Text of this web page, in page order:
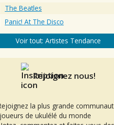
The Beatles
Panic! At The Disco
Voir tout: Artistes Tendance
Rejoignez nous!
la plus grande
de ukulélé du monde